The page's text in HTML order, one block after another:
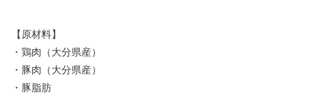
【原材料】
・鶏肉（大分県産）
・豚肉（大分県産）
・豚脂肪